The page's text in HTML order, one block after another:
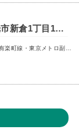
トラストステージ和光市新倉1丁目16期 全11区画◇販売予告◇
ロ副都心線「和光市」駅 徒歩14～15分